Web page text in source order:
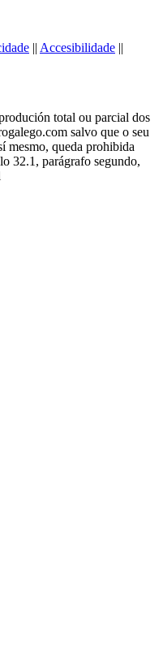
|| Accesibilidade ||
total ou parcial dos
salvo que o seu
mesmo, queda prohibida
32.1, parágrafo segundo,